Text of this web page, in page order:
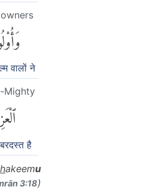
वालों ने
Mighty
है
hakeemu
3:18)